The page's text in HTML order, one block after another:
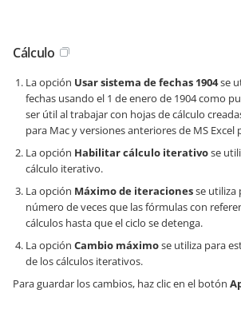
Cálculo
La opción Usar sistema de fechas 1904se
fechas usando el 1 de enero de 1904 como
ser útil al trabajar con hojas de cálculo
para Mac y versiones anteriores de MS Excel
La opción Habilitar cálculo iterativose
cálculo iterativo.
La opción Máximo de iteracionesse utiliza
número de veces que las fórmulas con
cálculos hasta que el ciclo se detenga.
La opción Cambio máximose utiliza para
de los cálculos iterativos.
Para guardar los cambios, haz clic en el botón